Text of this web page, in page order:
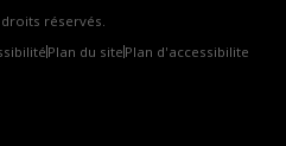
réservés.
Plan du site Plan d'accessibilite